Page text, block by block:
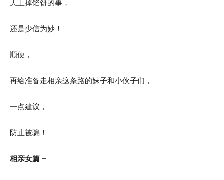
天上掉馅饼的事，
还是少信为妙！
顺便，
再给准备走相亲这条路的妹子和小伙子们，
一点建议，
防止被骗！
相亲女篇 ~